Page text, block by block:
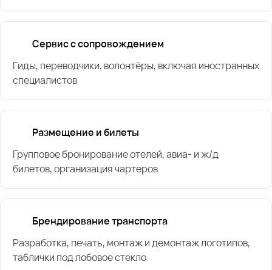
Сервис с сопровождением
Гиды, переводчики, волонтёры, включая иностранных
специалистов
Размещение и билеты
Групповое бронирование отелей, авиа- и ж/д
билетов, организация чартеров
Брендирование транспорта
Разработка, печать, монтаж и демонтаж логотипов,
таблички под лобовое стекло